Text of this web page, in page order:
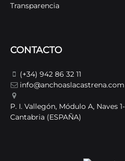
Transparencia
CONTACTO
(+34) 942 86 32 11
info@anchoaslacastrena.com
P. I. Vallegón, Módulo A, Naves
Cantabria (ESPAÑA)